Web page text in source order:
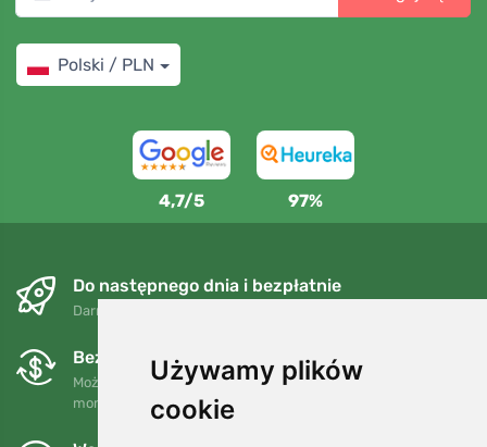
Używamy plików
cookie
Polski / PLN
4,7/5 97%
Do następnego dnia i bezpłatnie
Darmowa wysyłka dla zamówień powyżej 250 PLN
Bezpłatne wymiany i zwroty
Możesz zwrócić lub wymienić swoje zamówienie w dowolnym
momencie w ciągu 90 dni.